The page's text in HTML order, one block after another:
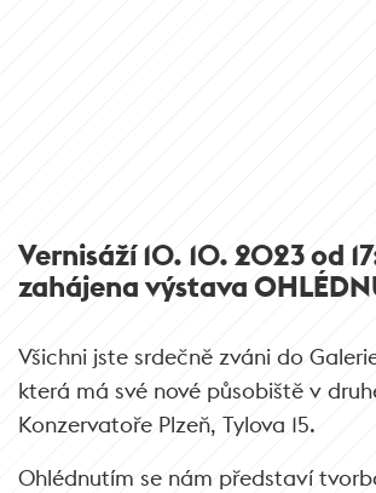
Vernisáží 10. 10. 2023 od
zahájena výstava
Všichni jste srdečně zváni do
která má své nové působiště v
Konzervatoře Plzeň, Tylova 15.
Ohlédnutím se nám představí